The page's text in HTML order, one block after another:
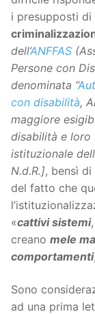
i presupposti di
dell’ANFFAS
Persone con
denominata “
con disabilità,
maggiore
disabilità e loro
istituzionale
N.d.R.], bensì di
del fatto che
«cattivi sistemi
creano mele
comportamenti
Sono
ad una prima